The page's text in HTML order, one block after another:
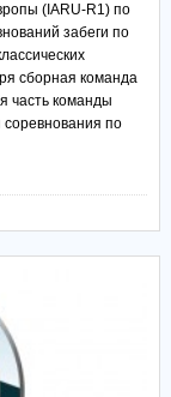
(IARU-R1) по
забеги по
сборная команда
часть команды
соревнования по